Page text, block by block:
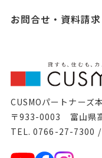
CUSMOパートナーズ
〒933-0003 富山県
TEL. 0766-27-7300
お問合せ・資料請求